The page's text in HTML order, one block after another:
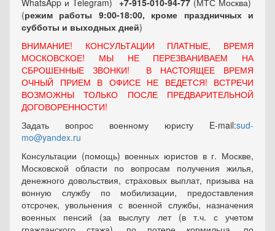
WhatsApp и Telegram) +7-915-010-94-77 (МТС Москва)
(режим работы 9:00-18:00, кроме праздничных и
субботы и выходных дней)
ВНИМАНИЕ! КОНСУЛЬТАЦИИ ПЛАТНЫЕ, ВРЕМЯ
МОСКОВСКОЕ! МЫ НЕ ПЕРЕЗВАНИВАЕМ НА
СБРОШЕННЫЕ ЗВОНКИ! В НАСТОЯЩЕЕ ВРЕМЯ
ОЧНЫЙ ПРИЕМ В ОФИСЕ НЕ ВЕДЕТСЯ! ВСТРЕЧИ
ВОЗМОЖНЫ ТОЛЬКО ПОСЛЕ ПРЕДВАРИТЕЛЬНОЙ
ДОГОВОРЕННОСТИ!
Задать вопрос военному юристу E-mail:sud-
mo@yandex.ru
Консультации (помощь) военных юристов в г. Москве,
Московской области по вопросам получения жилья,
денежного довольствия, страховых выплат, призыва на
вонную службу по мобилизации, предоставления
отсрочек, увольнения с военной службы, назначения
военных пенсий (за выслугу лет (в т.ч. с учетом